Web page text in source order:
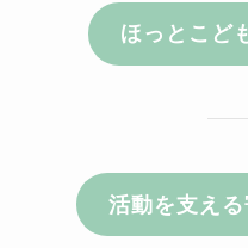
ほっとこど
活動を支え